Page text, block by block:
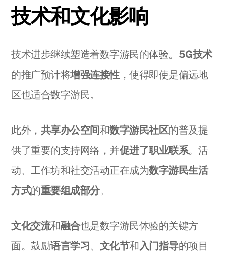
技术和文化影响
技术进步继续塑造着数字游民的体验。 5G技术
的推广预计将增强连接性，使得即使是偏远地
区也适合数字游民。
此外， 共享办公空间和数字游民社区的普及提
供了重要的支持网络，并促进了职业联系。活
动、工作坊和社交活动正在成为数字游民生活
方式的重要组成部分。
文化交流和融合也是数字游民体验的关键方
面。鼓励语言学习、 文化节和 入门指导的项目